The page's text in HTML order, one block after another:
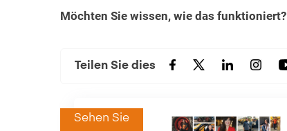
Möchten Sie wissen, wie das funktioniert?
Teilen Sie dies
Sehen Sie